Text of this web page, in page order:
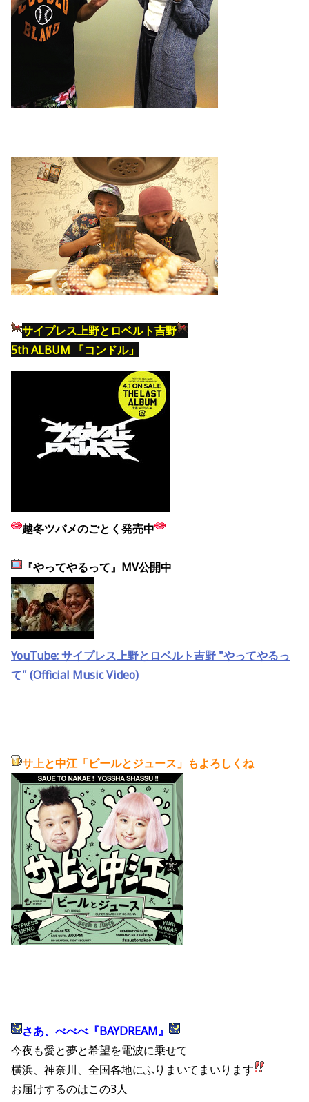
サイプレス上野とロベルト吉野
5th ALBUM 「コンドル」
越冬ツバメのごとく 発売中
『やってやるって』MV公開中
YouTube: サイプレス上野とロベルト吉野 "やってやるっ
て" (Official Music Video)
サ上と中江「ビールとジュース」もよろしくね
さあ、べべべ『BAYDREAM』
今夜も愛と夢と希望を電波に乗せて
横浜、神奈川、全国各地にふりまいてまいります
お届けするのはこの3人